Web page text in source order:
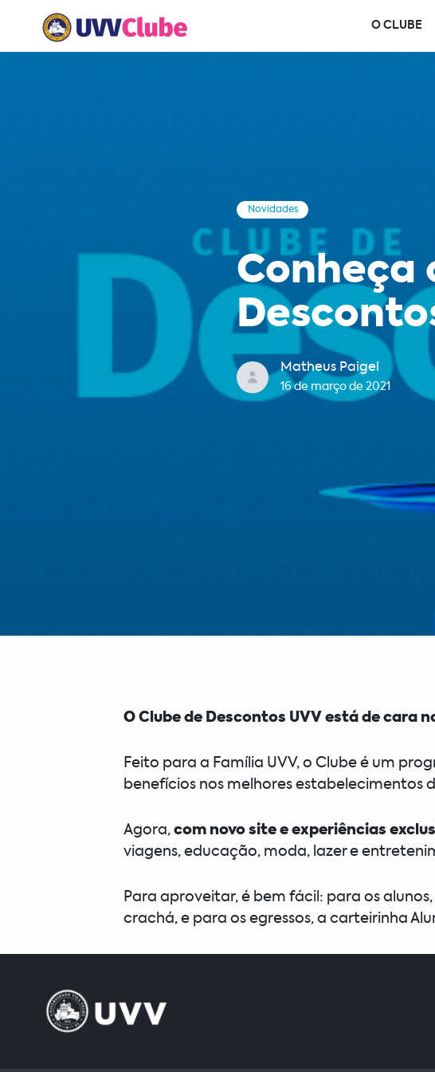
O CLUBE
Novidades
Conheça
Matheus Paigel
16 de março de 2021
O Clube de Descontos UVV está de cara
Feito para a Família UVV, o Clube é um
benefícios nos melhores estabelecimentos
Agora, com novo site e experiências
viagens, educação, moda, lazer e
Para aproveitar, é bem fácil: para os
crachá, e para os egressos, a carteirinha